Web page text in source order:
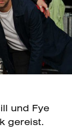
und Fye
gereist.